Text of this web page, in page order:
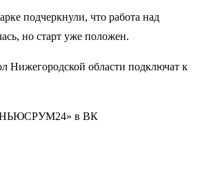
подчеркнули, что работа над
но старт уже положен.
Нижегородской области подключат к
«НЬЮСРУМ24» в ВК